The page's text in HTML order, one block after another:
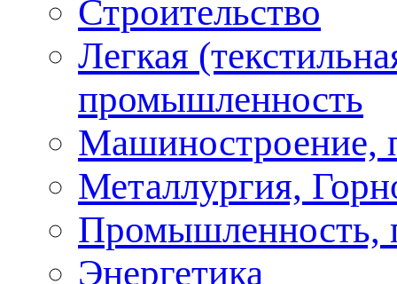
Строительство
Легкая
промышленность
Машиностроение,
Металлургия,
Промышленность,
Энергетика